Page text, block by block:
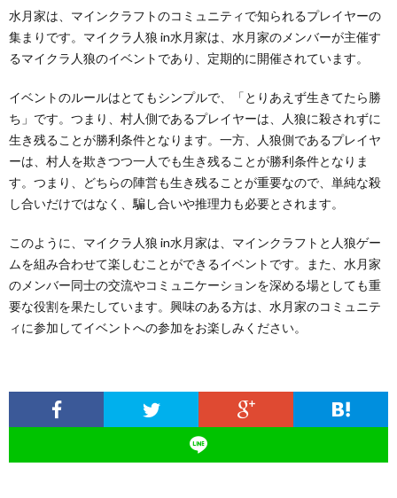
水月家は、マインクラフトのコミュニティで知られるプレイヤーの
集まりです。マイクラ人狼 in水月家は、水月家のメンバーが主催す
るマイクラ人狼のイベントであり、定期的に開催されています。
イベントのルールはとてもシンプルで、「とりあえず生きてたら勝
ち」です。つまり、村人側であるプレイヤーは、人狼に殺されずに
生き残ることが勝利条件となります。一方、人狼側であるプレイヤ
ーは、村人を欺きつつ一人でも生き残ることが勝利条件となりま
す。つまり、どちらの陣営も生き残ることが重要なので、単純な殺
し合いだけではなく、騙し合いや推理力も必要とされます。
このように、マイクラ人狼 in水月家は、マインクラフトと人狼ゲー
ムを組み合わせて楽しむことができるイベントです。また、水月家
のメンバー同士の交流やコミュニケーションを深める場としても重
要な役割を果たしています。興味のある方は、水月家のコミュニテ
ィに参加してイベントへの参加をお楽しみください。